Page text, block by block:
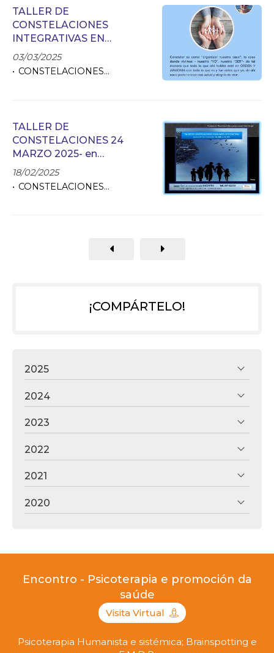
TALLER DE
CONSTELACIONES
INTEGRATIVAS EN
ORENSE - EL 29 DE
MARZO
03/03/2025
CONSTELACIONES
TALLER DE
CONSTELACIONES 24
MARZO 2025- en
ENCONTRO
18/02/2025
CONSTELACIONES
¡COMPÁRTELO!
2025
2024
2023
2022
2021
2020
Encontro - Psicoterapia e promoción da
saúde
Visita Virtual
Psicoterapia Humanista e sistémica; Brainspotting e